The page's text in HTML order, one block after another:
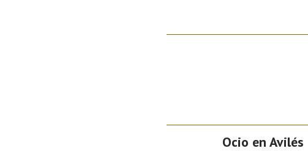
Ocio en Avilés